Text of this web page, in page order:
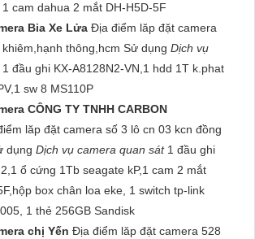
1 cam dahua 2 mắt DH-H5D-5F
Bia Xe Lửa Địa điểm lăp đặt camera
thông,hcm Sử dụng Dịch vụ
1 đầu ghi KX-A8128N2-VN,1 hdd 1T k.phat
sw 8 MS110P
CÔNG TY TNHH CARBON
lăp đặt camera số 3 lô cn 03 kcn đồng
dụng Dịch vụ camera quan sát 1 đầu ghi
ổ cứng 1Tb seagate kP,1 cam 2 mắt
box chân loa eke, 1 switch tp-link
1 thẻ 256GB Sandisk
chị Yến Địa điểm lăp đặt camera 528